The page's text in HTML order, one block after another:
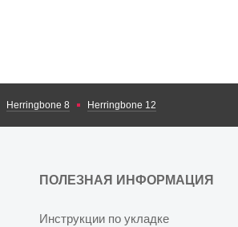
Herringbone 8 Herringbone 12
ПОЛЕЗНАЯ ИНФОРМАЦИЯ
Инструкции по укладке